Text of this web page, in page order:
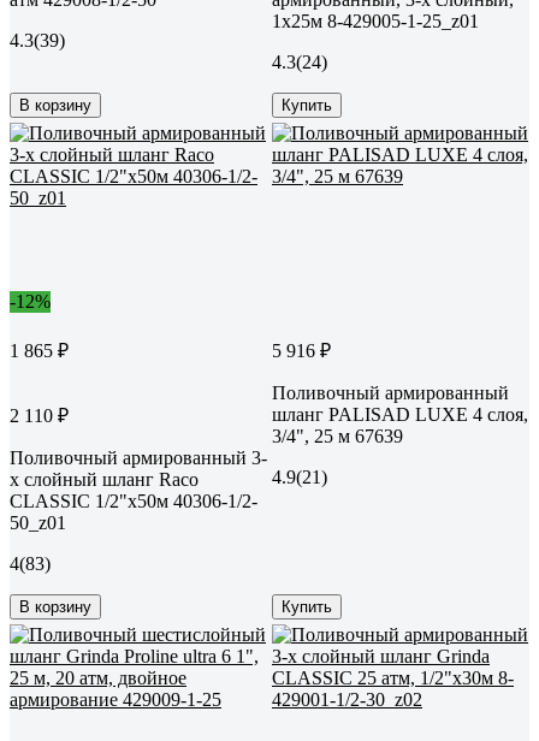
4.3(39)
В корзину
1х25м 8-429005-1-25_z01
4.3(24)
Купить
-12%
1 865 ₽
2 110 ₽
Поливочный армированный 3-
х слойный шланг Raco
CLASSIC 1/2"x50м 40306-1/2-
50_z01
4(83)
В корзину
5 916 ₽
Поливочный армированный
шланг PALISAD LUXE 4 слоя,
3/4", 25 м 67639
4.9(21)
Купить